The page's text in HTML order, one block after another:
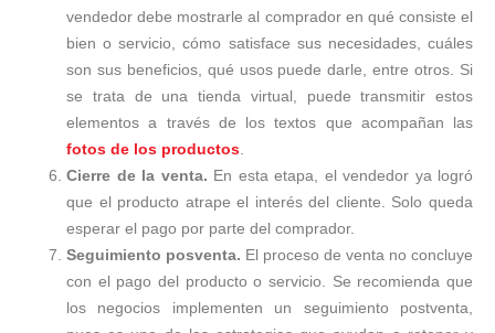
vendedor debe mostrarle al comprador en qué consiste el
bien o servicio, cómo satisface sus necesidades, cuáles
son sus beneficios, qué usos puede darle, entre otros. Si
se trata de una tienda virtual, puede transmitir estos
elementos a través de los textos que acompañan las
fotos de los productos
Cierre de la venta. En esta etapa, el vendedor ya logró
que el producto atrape el interés del cliente. Solo queda
esperar el pago por parte del comprador.
Seguimiento posventa. El proceso de venta no concluye
con el pago del producto o servicio. Se recomienda que
los negocios implementen un seguimiento postventa,